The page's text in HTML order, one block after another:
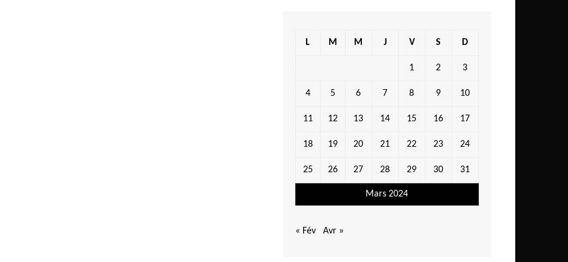
Mars 2024
L M M J V S D
1 2 3
4 5 6 7 8 9 10
11 12 13 14 15 16 17
18 19 20 21 22 23 24
25 26 27 28 29 30 31
« Fév Avr »